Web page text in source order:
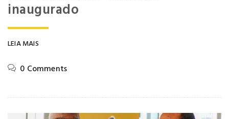
inaugurado
LEIA MAIS
0 Comments